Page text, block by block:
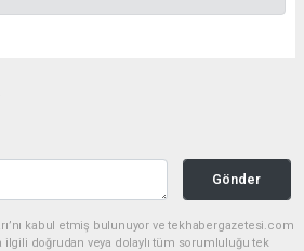
Gönder
kabul etmiş bulunuyor ve tekhabergazetesi.com
ilgili doğrudan veya dolaylı tüm sorumluluğu tek